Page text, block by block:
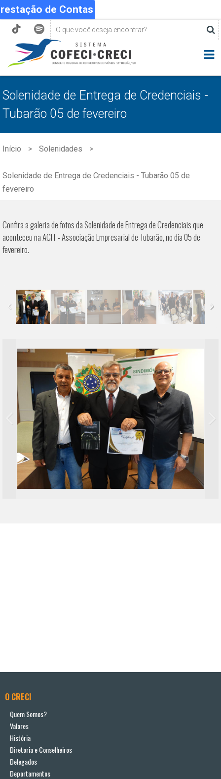
de Contas
Solenidade de Entrega de Credenciais -
Tubarão 05 de fevereiro
Início Solenidades
Solenidade de Entrega de Credenciais - Tubarão 05 de
fevereiro
Confira a galeria de fotos da Solenidade de Entrega de Credenciais que
aconteceu na ACIT - Associação Empresarial de Tubarão, no dia 05 de
fevereiro.
O CRECI
Quem Somos?
Valores
História
Diretoria e Conselheiros
Delegados
Departamentos